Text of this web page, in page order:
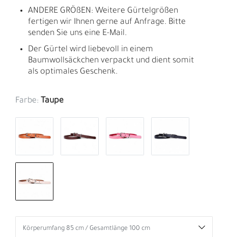
ANDERE GRÖßEN: Weitere Gürtelgrößen
fertigen wir Ihnen gerne auf Anfrage. Bitte
senden Sie uns eine E-Mail.
Der Gürtel wird liebevoll in einem
Baumwollsäckchen verpackt und dient somit
als optimales Geschenk.
Farbe: Taupe